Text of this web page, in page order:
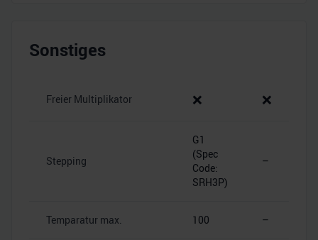
Sonstiges
Freier Multiplikator ❌ ❌
Stepping
G1
(Spec
Code:
SRH3P)
–
Temparatur max. 100 –